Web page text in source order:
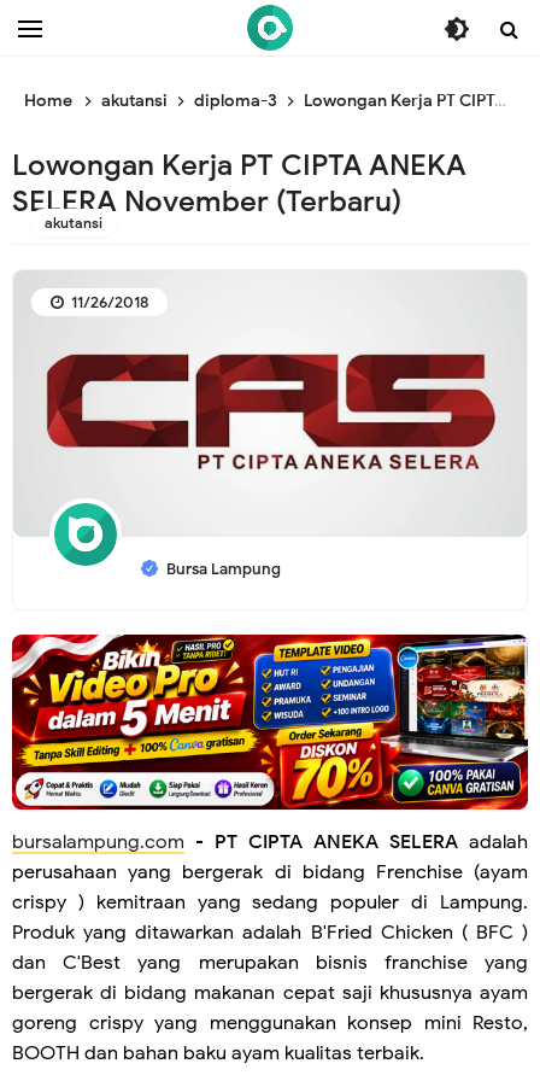
/* ganti br end */
Home akutansi diploma-3 Lowongan Kerja PT CIPTA ANEKA SELERA November (Terbaru)
Lowongan Kerja PT CIPTA ANEKA
SELERA November (Terbaru)
akutansi
Bursa Lampung
11/26/2018
bursalampung.com - PT CIPTA ANEKA SELERA adalah
perusahaan yang bergerak di bidang Frenchise (ayam
crispy ) kemitraan yang sedang populer di Lampung.
Produk yang ditawarkan adalah B'Fried Chicken ( BFC )
dan C'Best yang merupakan bisnis franchise yang
bergerak di bidang makanan cepat saji khususnya ayam
goreng crispy yang menggunakan konsep mini Resto,
BOOTH dan bahan baku ayam kualitas terbaik.